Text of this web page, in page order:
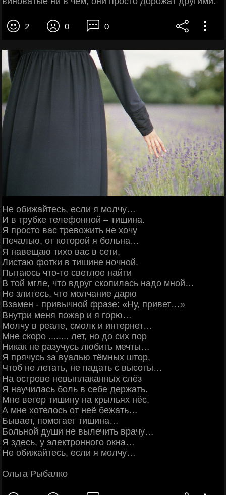
2 0 0
Не обижайтесь, если я молчу…
И в трубке телефонной – тишина.
Я просто вас тревожить не хочу
Печалью, от которой я больна…
Я навещаю тихо вас в сети,
Листаю фотки в тишине ночной.
Пытаюсь что-то светлое найти
В той мгле, что вдруг скопилась надо мной…
Не злитесь, что молчание дарю
Взамен - привычной фразе: «Ну, привет…»
Внутри меня пожар и я горю…
Молчу в реале, смолк и интернет…
Мне скоро ........ лет, но до сих пор
Никак не разучусь любить мечты…
Я прячусь за вуалью тёмных штор,
Чтоб не летать, не падать с высоты…
На острове невыплаканных слёз
Я научилась боль в себе держать.
Мне ветер тишину на крыльях нёс,
А мне хотелось от неё бежать…
Бывает, помогает тишина…
Больной души не вылечить врачу…
Я здесь, у электронного окна…
Не обижайтесь, если я молчу…
Ольга Рыбалко